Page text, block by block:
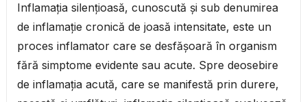
Inflamația silențioasă, cunoscută și sub denumirea
de inflamație cronică de joasă intensitate, este un
proces inflamator care se desfășoară în organism
fără simptome evidente sau acute. Spre deosebire
de inflamația acută, care se manifestă prin durere,